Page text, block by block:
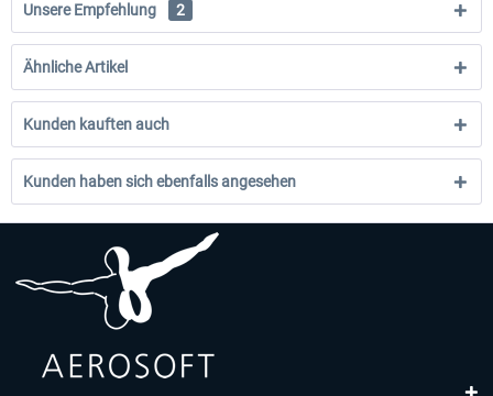
Unsere Empfehlung 2
Ähnliche Artikel
Kunden kauften auch
Kunden haben sich ebenfalls angesehen